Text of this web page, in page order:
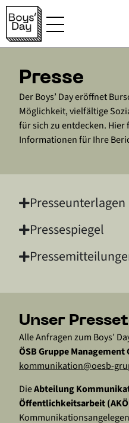
Presse
Der Boys’ Day eröffnet
Möglichkeit, vielfältige
für sich zu entdecken. Hier
Informationen für Ihre
Presseunterlagen
Presse­spiegel
Unser
Alle Anfragen zum Boys’
ÖSB Gruppe Management
kommunikation­@oesb-
DieAbteilung
Öffentlichkeitsarbeit